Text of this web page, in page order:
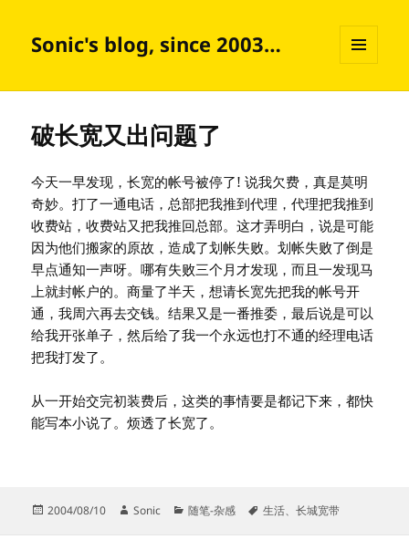
Sonic's blog, since 2003…
挂件
破长宽又出问题了
今天一早发现，长宽的帐号被停了! 说我欠费，真是莫明
奇妙。打了一通电话，总部把我推到代理，代理把我推到
收费站，收费站又把我推回总部。这才弄明白，说是可能
因为他们搬家的原故，造成了划帐失败。划帐失败了倒是
早点通知一声呀。哪有失败三个月才发现，而且一发现马
上就封帐户的。商量了半天，想请长宽先把我的帐号开
通，我周六再去交钱。结果又是一番推委，最后说是可以
给我开张单子，然后给了我一个永远也打不通的经理电话
把我打发了。
从一开始交完初装费后，这类的事情要是都记下来，都快
能写本小说了。烦透了长宽了。
发
2004/08/10
作
Sonic
分
随笔-杂感
标
生活、长城宽带